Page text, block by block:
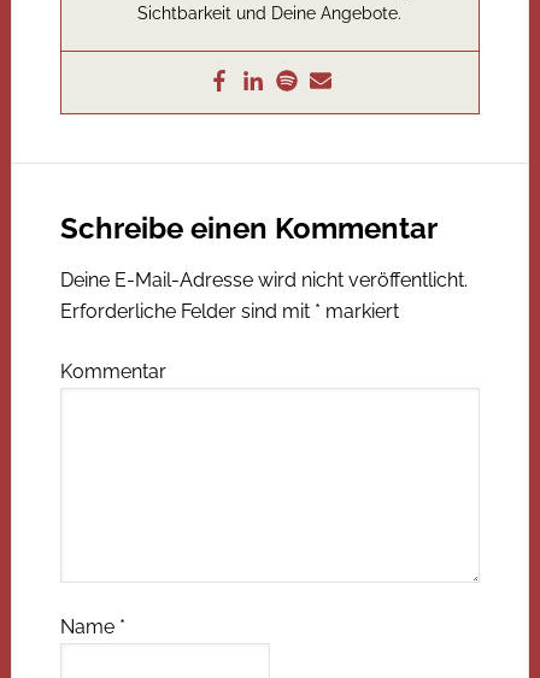
Sichtbarkeit und Deine Angebote.
Schreibe einen Kommentar
Deine E-Mail-Adresse wird nicht veröffentlicht.
Erforderliche Felder sind mit * markiert
Kommentar
Name *